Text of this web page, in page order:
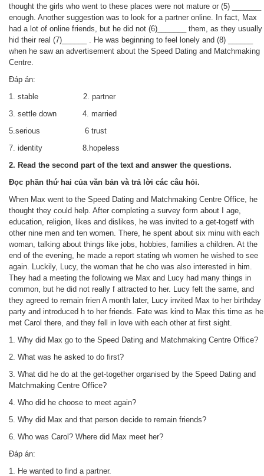
thought the girls who went to these places were not mature or (5) _______
enough. Another suggestion was to look for a partner online. In fact, Max
had a lot of online friends, but he did not (6)_______ them, as they usually
hid their real (7)______ . He was beginning to feel lonely and (8) ______
when he saw an advertisement about the Speed Dating and Matchmaking
Centre.
Đáp án:
1. stable 2. partner
3. settle down 4. married
5.serious 6 trust
7. identity 8.hopeless
2. Read the second part of the text and answer the questions.
Đọc phần thứ hai của văn bản và trả lời các câu hỏi.
When Max went to the Speed Dating and Matchmaking Centre Office, he
thought they could help. After completing a survey form about I age,
education, religion, likes and dislikes, he was invited to a get-togetf with
other nine men and ten women. There, he spent about six minu with each
woman, talking about things like jobs, hobbies, families a children. At the
end of the evening, he made a report stating wh women he wished to see
again. Luckily, Lucy, the woman that he cho was also interested in him.
They had a meeting the following we Max and Lucy had many things in
common, but he did not really f attracted to her. Lucy felt the same, and
they agreed to remain frien A month later, Lucy invited Max to her birthday
party and introduced h to her friends. Fate was kind to Max this time as he
met Carol there, and they fell in love with each other at first sight.
1. Why did Max go to the Speed Dating and Matchmaking Centre Office?
2. What was he asked to do first?
3. What did he do at the get-together organised by the Speed Dating and
Matchmaking Centre Office?
4. Who did he choose to meet again?
5. Why did Max and that person decide to remain friends?
6. Who was Carol? Where did Max meet her?
Đáp án:
1. He wanted to find a partner.